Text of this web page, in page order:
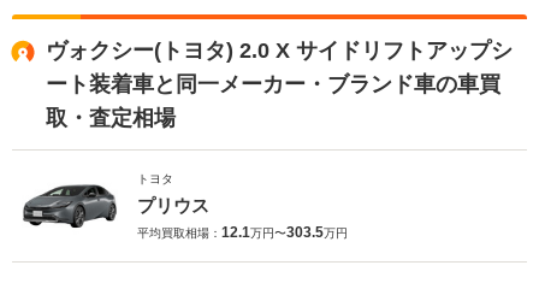
ヴォクシー(トヨタ) 2.0 X サイドリフトアップシ
ート装着車と同一メーカー・ブランド車の車買
取・査定相場
トヨタ
プリウス
平均買取相場： 12.1万円〜303.5万円